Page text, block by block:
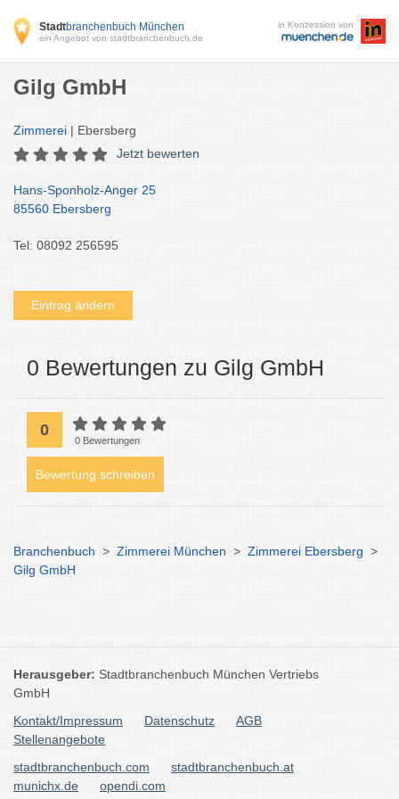
Stadtbranchenbuch München
ein Angebot von stadtbranchenbuch.de
in Konzession von
Gilg GmbH
Zimmerei | Ebersberg
Jetzt bewerten
Hans-Sponholz-Anger 25
85560 Ebersberg
Tel: 08092 256595
Eintrag ändern
0 Bewertungen zu Gilg GmbH
0
0 Bewertungen
Bewertung schreiben
Branchenbuch > Zimmerei München > Zimmerei Ebersberg >
Gilg GmbH
Herausgeber: Stadtbranchenbuch München Vertriebs
GmbH
Kontakt/Impressum
Datenschutz
AGB
Stellenangebote
stadtbranchenbuch.com
stadtbranchenbuch.at
munichx.de
opendi.com